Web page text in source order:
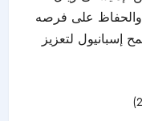
والحفاظ على فرصه
إسبانيول لتعزيز